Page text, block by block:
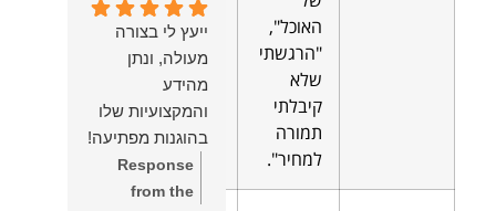
האוכל",
"הרגשתי
שלא
קיבלתי
תמורה
למחיר".
.והצגת אמת
.תודה לכם תמיד
תשאירו לי אור
בעניים .
והחמות! כיף
גדול לשמוע
שהרגשת בידיים
טובות. בשביל
הצוות שלנו זה
שווה את הכל.
נשמח תמיד
לעמוד לרשותך!
ייעץ לי בצורה
מעולה, ונתן
מהידע
והמקצועיות שלו
בהוגנות מפתיעה!
Response
from the